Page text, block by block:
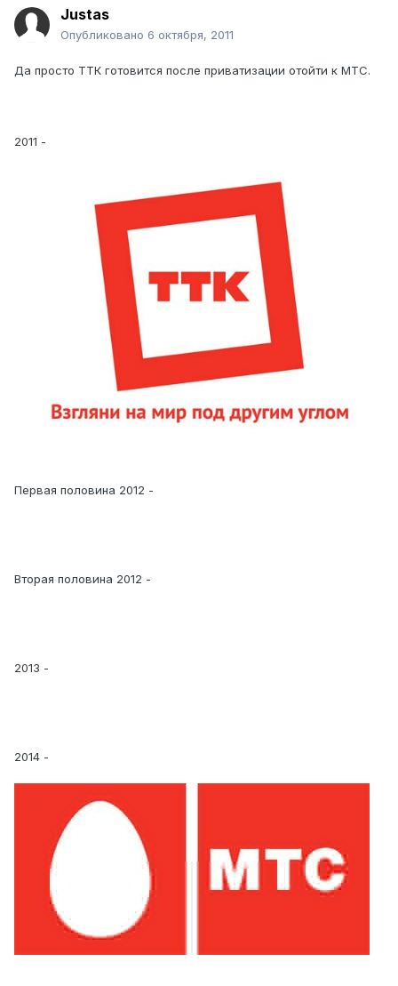
Justas
Опубликовано 6 октября, 2011
Да просто ТТК готовится после приватизации отойти к МТС.
2011 -
Первая половина 2012 -
Вторая половина 2012 -
2013 -
2014 -